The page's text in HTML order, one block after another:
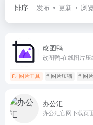
排序 发布 更新 浏
改图鸭
改图鸭-在线图片压
图片工具 # 图片压缩 # 图
办公汇
办公汇官网下载页